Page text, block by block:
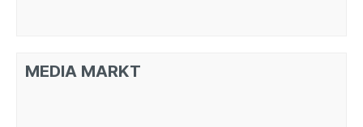
MEDIA MARKT